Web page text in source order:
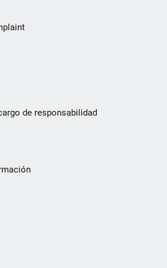
de responsabilidad